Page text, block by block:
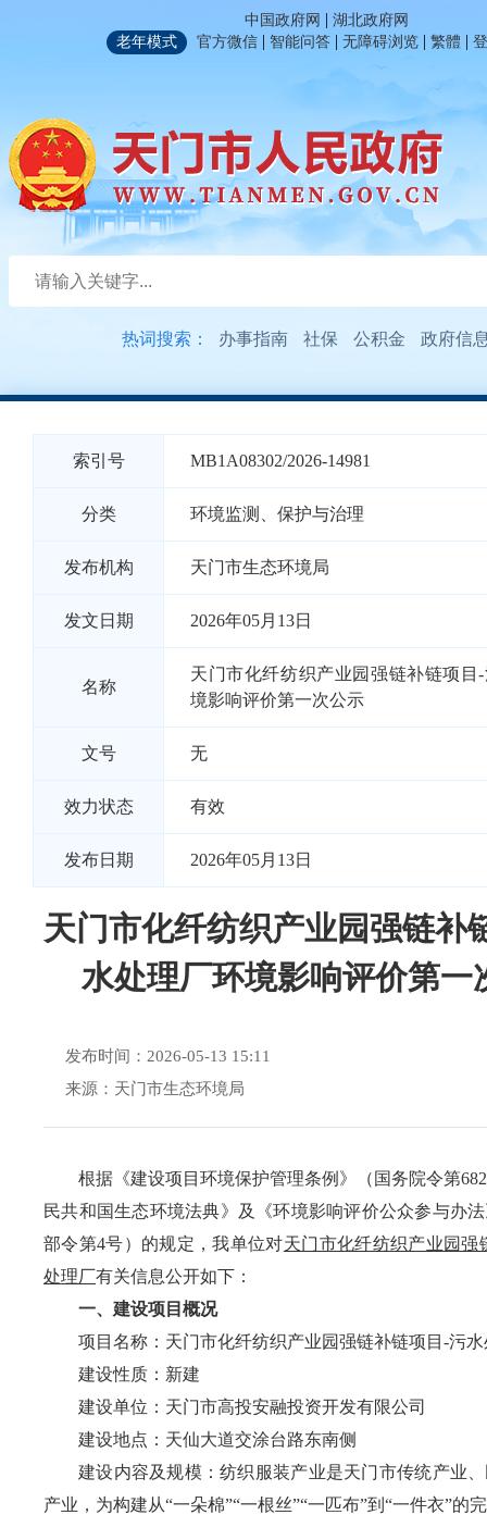
中国政府网 | 湖北政府网
老年模式
官方微信 | 智能问答 | 无障碍浏览 | 繁體 |
热词搜索： 办事指南 社保 公积金 政府信
索引号 MB1A08302/2026-14981
分类 环境监测、保护与治理
发布机构 天门市生态环境局
发文日期 2026年05月13日
名称
天门市化纤纺织产业园强链补链项目
境影响评价第一次公示
文号 无
效力状态 有效
发布日期 2026年05月13日
天门市化纤纺织产业园强链补
水处理厂环境影响评价第一
发布时间：2026-05-13 15:11
来源：天门市生态环境局
根据《建设项目环境保护管理条例》（国务院令第682
民共和国生态环境法典》及《环境影响评价公众参与办
部令第4号）的规定，我单位对天门市化纤纺织产业园强
处理厂有关信息公开如下：
一、建设项目概况
项目名称： 天门市化纤纺织产业园强链补链项目 -污
建设性质：新建
建设单位： 天门市高投安融投资开发有限公司
建设地点： 天仙大道交涂台路东南侧
建设内容及规模 ：纺织服装产业是天门市传统产业
产业，为构建从“一朵棉”“一根丝”“一匹布”到 “一件衣”的